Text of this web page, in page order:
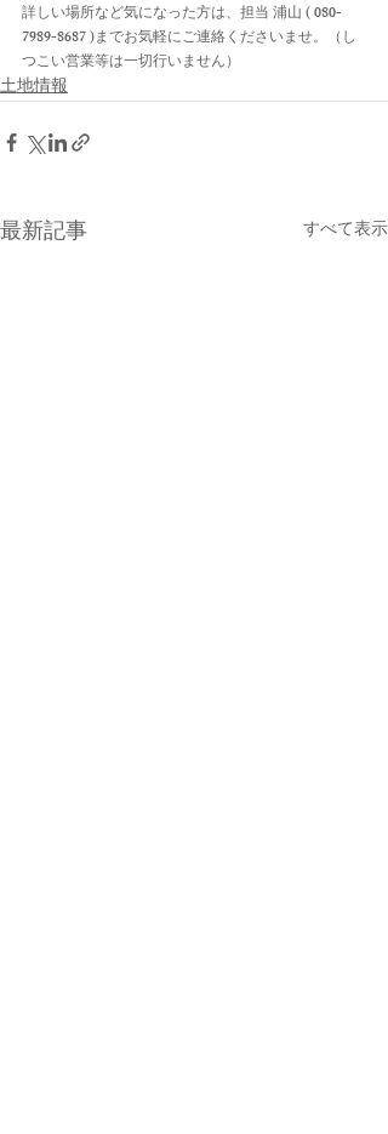
詳しい場所など気になった方は、担当 浦山 ( 080-
7989-8687 )までお気軽にご連絡くださいませ。（し
つこい営業等は一切行いません）
土地情報
最新記事 すべて表示